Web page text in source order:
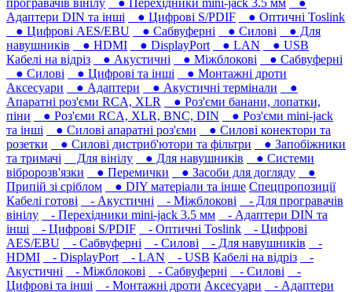
Адаптери DIN та інші
● Цифрові S/PDIF
● Оптичні Toslink
● Цифрові AES/EBU
● Сабвуферні ● Силові
● Для
навушників‎
● HDMI ● DisplayPort ● LAN
● USB
Кабелі на відріз
● Акустичні ● Міжблокові
● Сабвуферні
● Силові
● Цифрові та інші
● Монтажні дроти
Аксесуари
● Адаптери ● Акустичні термінали
●
Апаратні роз'єми RCA, XLR
● Роз'єми банани, лопатки,
піни
● Роз'єми RCA, XLR, BNC, DIN
● Роз'єми mini-jack
та інші
● Силові апаратні роз'єми
● Силові конектори та
розетки
● Силові дистриб'ютори та фільтри
● Запобіжники
та тримачі
Для вінілу ● Для навушників‎
● Системи
вібророзв'язки
● Перемички ● Засоби для догляду
●
Припій зі сріблом
● DIY матеріали та інше Спецпропозиції
Кабелі готові
- Акустичні - Міжблокові
- Для програвачів
вінілу
- Перехідники mini-jack 3.5 мм
- Адаптери DIN та
інші
- Цифрові S/PDIF - Оптичні Toslink
- Цифрові
AES/EBU
- Сабвуферні - Силові - Для навушників‎
-
HDMI
- DisplayPort - LAN - USB Кабелі на відріз
-
Акустичні
- Міжблокові - Сабвуферні - Силові
-
Цифрові та інші
- Монтажні дроти Аксесуари - Адаптери